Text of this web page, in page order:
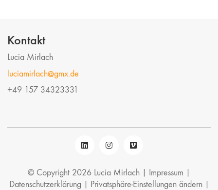
Kontakt
Lucia Mirlach
luciamirlach@gmx.de
+49 157 34323331
© Copyright 2026 Lucia Mirlach | Impressum |
Datenschutzerklärung| Privatsphäre-Einstellungen ändern|